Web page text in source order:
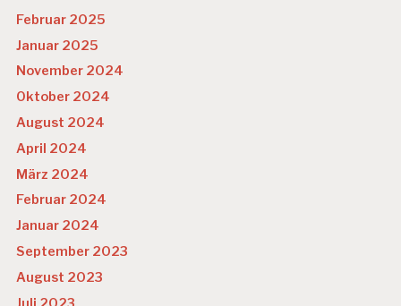
Februar 2025
Januar 2025
November 2024
Oktober 2024
August 2024
April 2024
März 2024
Februar 2024
Januar 2024
September 2023
August 2023